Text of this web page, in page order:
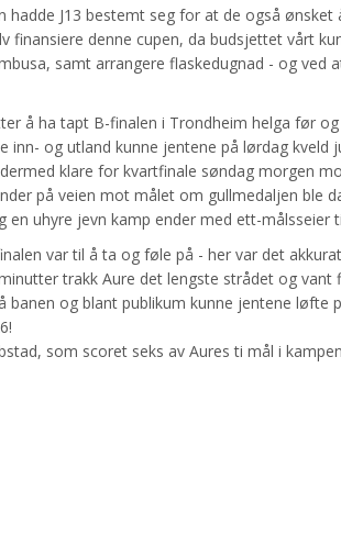
hadde J13 bestemt seg for at de også ønsket
finansiere denne cupen, da budsjettet vårt
samt arrangere flaskedugnad - og ved
å ha tapt B-finalen i Trondheim helga før
inn- og utland kunne jentene på lørdag
klare for kvartfinale søndag morgen
på veien mot målet om gullmedaljen ble
en uhyre jevn kamp ender med ett-
var til å ta og føle på - her var det
trakk Aure det lengste strådet og vant
banen og blant publikum kunne jentene
som scoret seks av Aures ti mål i